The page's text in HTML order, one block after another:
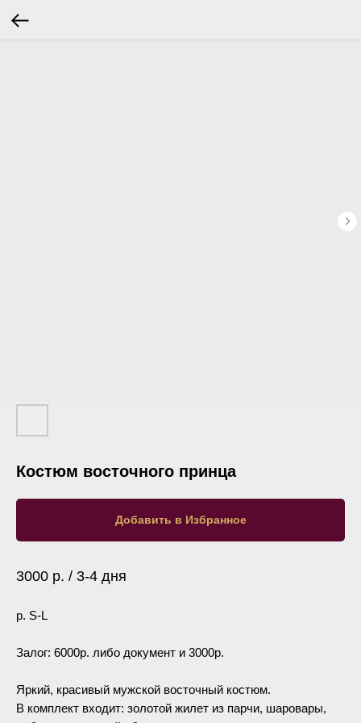
Костюм восточного принца
Добавить в Избранное
3000 р. / 3-4 дня
р. S-L
Залог: 6000р. либо документ и 3000р.
Яркий, красивый мужской восточный костюм.
В комплект входит: золотой жилет из парчи, шаровары,